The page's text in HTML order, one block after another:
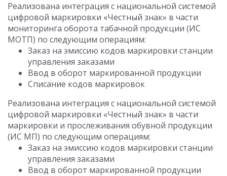
Реализована интеграция с национальной системой
цифровой маркировки «Честный знак» в части
мониторинга оборота табачной продукции (ИС
МОТП) по следующим операциям:
Заказ на эмиссию кодов маркировки станции
управления заказами
Ввод в оборот маркированной продукции
Списание кодов маркировок
Реализована интеграция с национальной системой
цифровой маркировки «Честный знак» в части
маркировки и прослеживания обувной продукции
(ИС МП) по следующим операциям:
Заказ на эмиссию кодов маркировки станции
управления заказами
Ввод в оборот маркированной продукции